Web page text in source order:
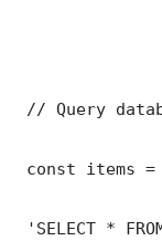
// Query
const items =
'SELECT *